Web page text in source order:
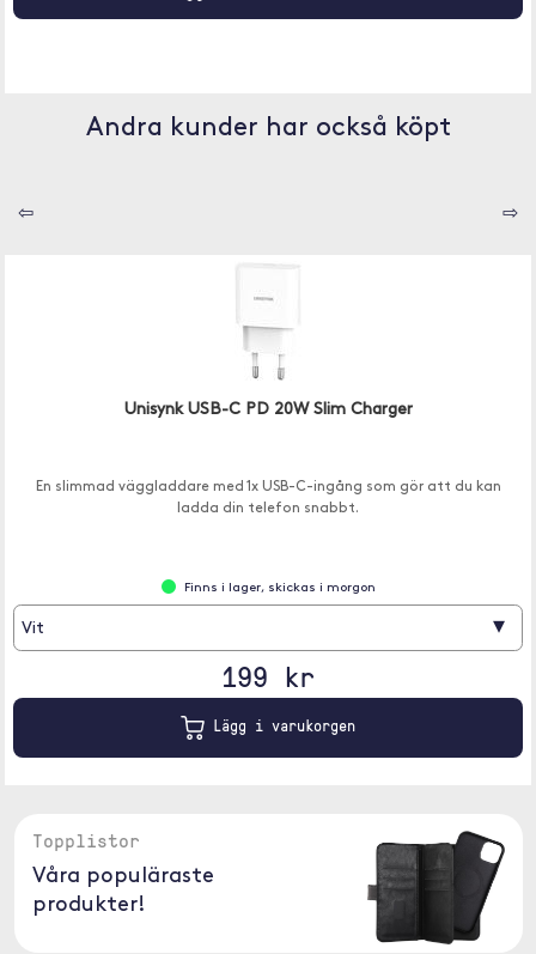
Andra kunder har också köpt
⇦ ⇨
Unisynk USB-C PD 20W Slim Charger
En slimmad väggladdare med 1x USB-C-ingång som gör att du kan
ladda din telefon snabbt.
Finns i lager, skickas i morgon
Vit ▾
199 kr
Lägg i varukorgen
Topplistor
Våra populäraste
produkter!